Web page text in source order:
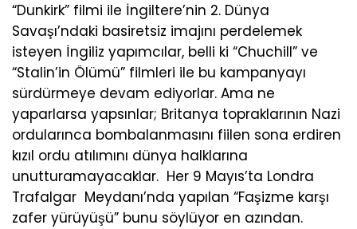
“Dunkirk” filmi ile İngiltere’nin 2. Dünya
Savaşı’ndaki basiretsiz imajını perdelemek
isteyen İngiliz yapımcılar, belli ki “Chuchill” ve
“Stalin’in Ölümü” filmleri ile bu kampanyayı
sürdürmeye devam ediyorlar. Ama ne
yaparlarsa yapsınlar; Britanya topraklarının Nazi
ordularınca bombalanmasını fiilen sona erdiren
kızıl ordu atılımını dünya halklarına
unutturamayacaklar. Her 9 Mayıs’ta Londra
Trafalgar Meydanı’nda yapılan “Faşizme karşı
zafer yürüyüşü” bunu söylüyor en azından.